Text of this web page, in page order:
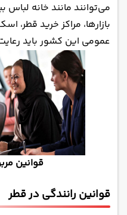
می‌توانند مانند خانه
بازارها، مراکز خرید قطر،
عمومی این کشور باید
قوانین
قوانین رانندگی در قطر